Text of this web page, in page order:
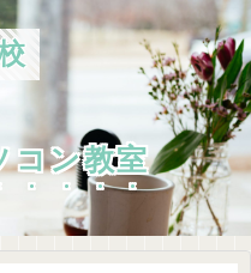
コン教室